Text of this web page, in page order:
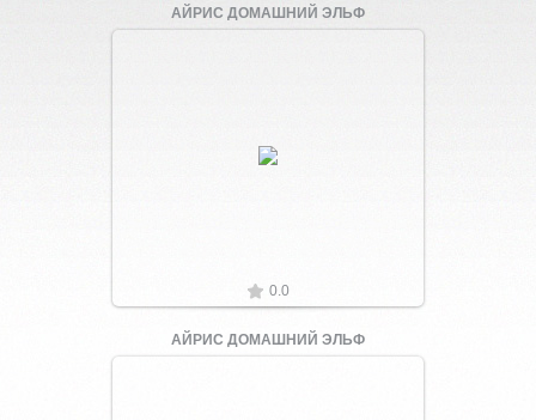
АЙРИС ДОМАШНИЙ ЭЛЬФ
Увеличить
0.0
АЙРИС ДОМАШНИЙ ЭЛЬФ